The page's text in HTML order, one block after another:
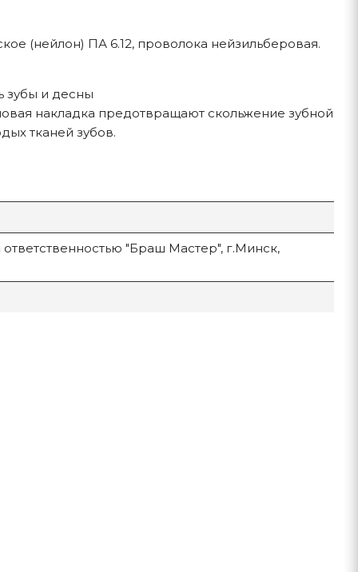
(нейлон) ПА 6.12, проволока нейзильберовая.
зубы и десны
накладка предотвращают скольжение зубной
тканей зубов.
"Браш Мастер", г.Минск,